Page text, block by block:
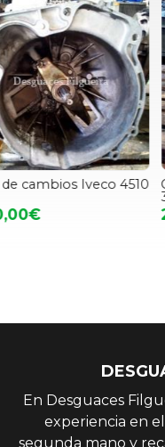
Caja de cambios Iveco
242,00€
En Desguaces
experiencia en
segunda mano y